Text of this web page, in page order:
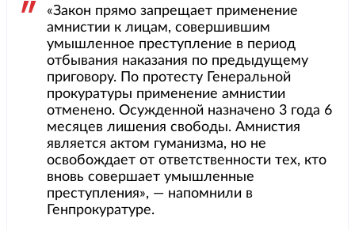
«Закон прямо запрещает применение
амнистии к лицам, совершившим
умышленное преступление в период
отбывания наказания по предыдущему
приговору. По протесту Генеральной
прокуратуры применение амнистии
отменено. Осужденной назначено 3 года 6
месяцев лишения свободы. Амнистия
является актом гуманизма, но не
освобождает от ответственности тех, кто
вновь совершает умышленные
преступления», — напомнили в
Генпрокуратуре.